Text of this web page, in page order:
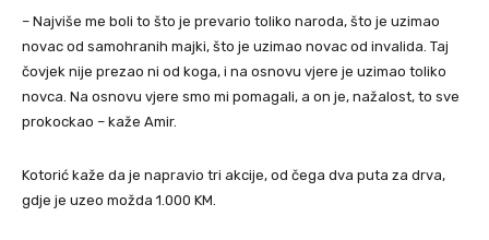
– Najviše me boli to što je prevario toliko naroda, što je uzimao
novac od samohranih majki, što je uzimao novac od invalida. Taj
čovjek nije prezao ni od koga, i na osnovu vjere je uzimao toliko
novca. Na osnovu vjere smo mi pomagali, a on je, nažalost, to sve
prokockao – kaže Amir.
Kotorić kaže da je napravio tri akcije, od čega dva puta za drva,
gdje je uzeo možda 1.000 KM.